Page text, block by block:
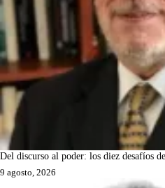
Del discurso al poder: los diez desafíos
9 agosto, 2026